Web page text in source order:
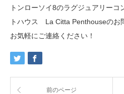
トンローソイ8のラグジュアリー
トハウス La Citta Penthouseのお
お気軽にご連絡ください！
前のページ